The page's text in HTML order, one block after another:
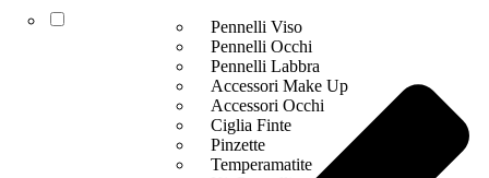
Pennelli Viso
Pennelli Occhi
Pennelli Labbra
Accessori Make Up
Accessori Occhi
Ciglia Finte
Pinzette
Temperamatite